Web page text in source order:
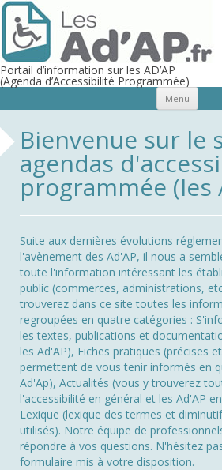
Portail d’information sur les AD’AP
(Agenda d’Accessibilité Programmée)
Menu
Bienvenue sur le
agendas
programmée (les
Suite aux dernières évolutions
l'avènement des Ad'AP, il nous a
toute l'information intéressant les
public (commerces, administrations,
trouverez dans ce site toutes les
regroupées en quatre catégories :
les textes, publications et
les Ad'AP), Fiches pratiques (précises
permettent de vous tenir informés en
Ad'Ap), Actualités (vous y trouverez
l'accessibilité en général et les Ad'AP
Lexique (lexique des termes et
utilisés). Notre équipe de
répondre à vos questions. N'hésitez
formulaire mis à votre disposition.